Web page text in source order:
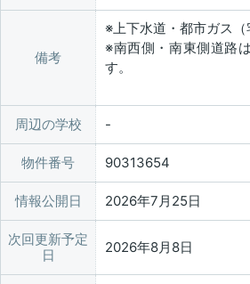
備考
※上下水道・都市ガス（
※南西側・南東側道路
す。
周辺の学校
物件番号 90313654
情報公開日 2026年7月25日
次回更新予定
日
2026年8月8日